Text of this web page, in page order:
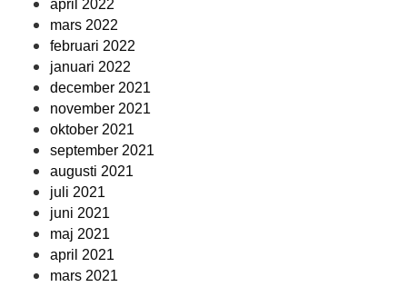
april 2022
mars 2022
februari 2022
januari 2022
december 2021
november 2021
oktober 2021
september 2021
augusti 2021
juli 2021
juni 2021
maj 2021
april 2021
mars 2021